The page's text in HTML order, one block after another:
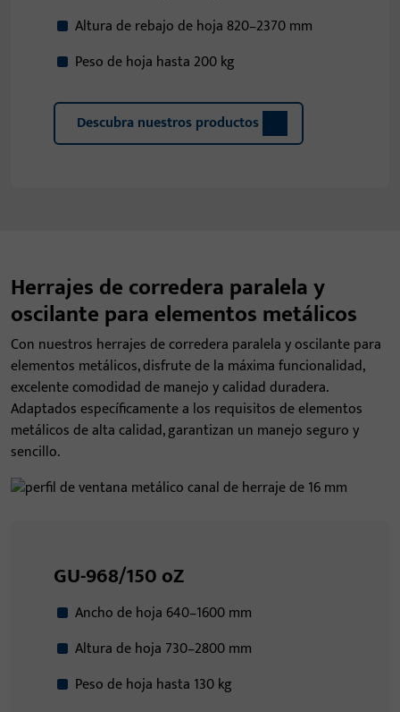
Altura de rebajo de hoja 820–2370 mm
Peso de hoja hasta 200 kg
Descubra nuestros productos
Herrajes de corredera paralela y
oscilante para elementos metálicos
Con nuestros herrajes de corredera paralela y oscilante para
elementos metálicos, disfrute de la máxima funcionalidad,
excelente comodidad de manejo y calidad duradera.
Adaptados específicamente a los requisitos de elementos
metálicos de alta calidad, garantizan un manejo seguro y
sencillo.
GU-968/150 oZ
Ancho de hoja 640–1600 mm
Altura de hoja 730–2800 mm
Peso de hoja hasta 130 kg